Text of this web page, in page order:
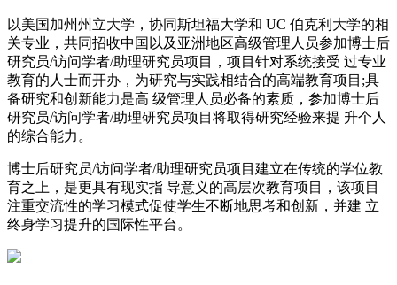
以美国加州州立大学，协同斯坦福大学和 UC 伯克利大学的相
关专业，共同招收中国以及亚洲地区高级管理人员参加博士后
研究员/访问学者/助理研究员项目，项目针对系统接受 过专业
教育的人士而开办，为研究与实践相结合的高端教育项目;具
备研究和创新能力是高 级管理人员必备的素质，参加博士后
研究员/访问学者/助理研究员项目将取得研究经验来提 升个人
的综合能力。
博士后研究员/访问学者/助理研究员项目建立在传统的学位教
育之上，是更具有现实指 导意义的高层次教育项目，该项目
注重交流性的学习模式促使学生不断地思考和创新，并建 立
终身学习提升的国际性平台。